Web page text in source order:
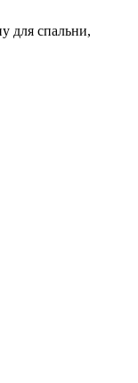
для спальни,